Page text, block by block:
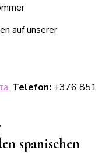
, Telefon: +376 851
spanischen